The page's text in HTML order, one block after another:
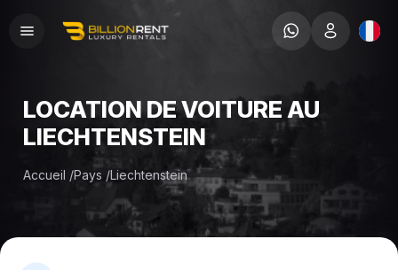
LOCATION DE VOITURE AU
LIECHTENSTEIN
Accueil /Pays /Liechtenstein